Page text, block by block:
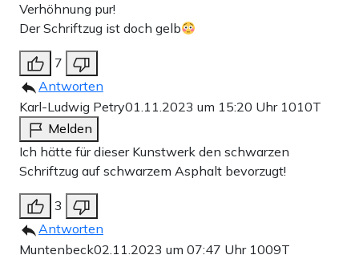
Verhöhnung pur!
Der Schriftzug ist doch gelb
7
Antworten
Karl-Ludwig Petry01.11.2023 um 15:20 Uhr 1010T
Melden
Ich hätte für dieser Kunstwerk den schwarzen
Schriftzug auf schwarzem Asphalt bevorzugt!
3
Antworten
Muntenbeck02.11.2023 um 07:47 Uhr 1009T